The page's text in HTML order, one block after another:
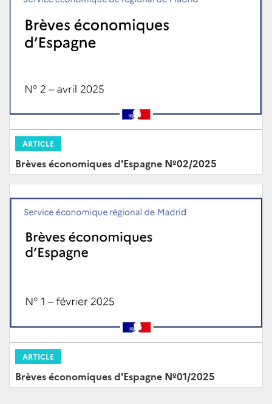
ARTICLE
Brèves économiques d'Espagne Nº02/2025
ARTICLE
Brèves économiques d'Espagne Nº01/2025